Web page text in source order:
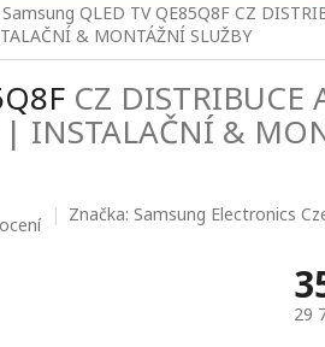
QLED TV QE85Q8FCZ
& MONTÁŽNÍ SLUŽBY
CZ DISTRIBUCE
INSTALAČNÍ &
Značka: Samsung Electronics
29